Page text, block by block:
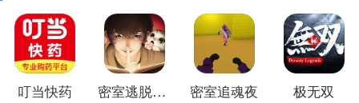
叮当快药 密室逃脱绝境系列3画仙奇缘 密室追魂夜 极无双